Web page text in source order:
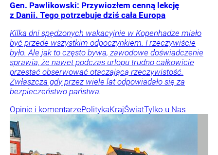
Gen. Pawlikowski: Przywiozłem cenną lekcję
z Danii. Tego potrzebuje dziś cała Europa
Kilka dni spędzonych wakacyjnie w Kopenhadze miało
być przede wszystkim odpoczynkiem. I rzeczywiście
było. Ale jak to często bywa, zawodowe doświadczenie
sprawia, że nawet podczas urlopu trudno całkowicie
przestać obserwować otaczającą rzeczywistość.
Zwłaszcza gdy przez wiele lat odpowiadało się za
bezpieczeństwo państwa.
Opinie i komentarzePolitykaKrajŚwiatTylko u Nas